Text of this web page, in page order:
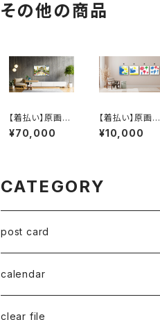
その他の商品
【着払い】原画：
タージマハル（Ill
ustrator 笹原竜
¥70,000
【着払い】原画：
お風呂ブーツ /
ベイブレード（Ill
¥10,000
CATEGORY
post card
series 02
千葉真弘
series 01
calendar
2019
clear file